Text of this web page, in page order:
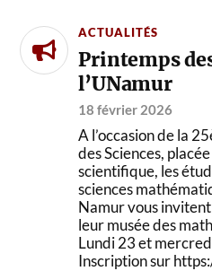
ACTUALITÉS
Printemps
l’UNamur
18 février 2026
A l’occasion de la
des Sciences,
scientifique, les
sciences
Namur vous
leur musée des
Lundi 23 et
Inscription sur